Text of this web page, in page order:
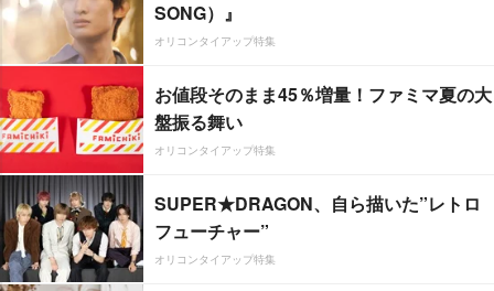
SONG）』
オリコンタイアップ特集
お値段そのまま45％増量！ファミマ夏の大
盤振る舞い
オリコンタイアップ特集
SUPER★DRAGON、自ら描いた”レトロ
フューチャー”
オリコンタイアップ特集